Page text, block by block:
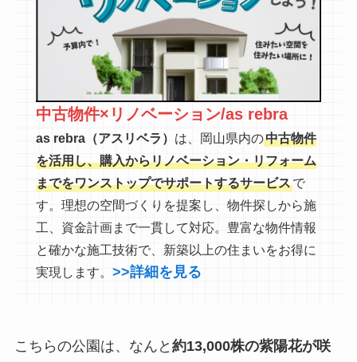
中古物件×リノベーション/as rebra
as rebra（アスリベラ） は、岡山県内の中古物件
を活用し、購入からリノベーション・リフォーム
までをワンストップでサポートするサービスで
す。理想の空間づくりを提案し、物件探しから施
工、資金計画まで一貫して対応。豊富な物件情報
と確かな施工技術で、新築以上の住まいをお得に
実現します。 >>詳細を見る
こちらの公園は、なんと 約13,000株の紫陽花が咲